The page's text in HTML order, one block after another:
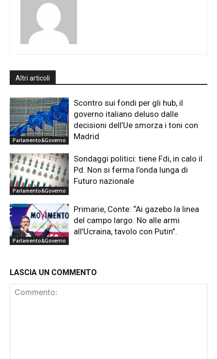
Altri articoli
Parlamento&Governo
Scontro sui fondi per gli hub, il
governo italiano deluso dalle
decisioni dell’Ue smorza i toni con
Madrid
Parlamento&Governo
Sondaggi politici: tiene Fdi, in calo il
Pd. Non si ferma l’onda lunga di
Futuro nazionale
Parlamento&Governo
Primarie, Conte: “Ai gazebo la linea
del campo largo. No alle armi
all’Ucraina, tavolo con Putin”.
LASCIA UN COMMENTO